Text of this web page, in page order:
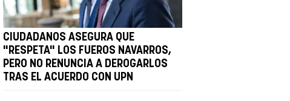
CIUDADANOS ASEGURA QUE
"RESPETA" LOS FUEROS NAVARROS,
PERO NO RENUNCIA A DEROGARLOS
TRAS EL ACUERDO CON UPN